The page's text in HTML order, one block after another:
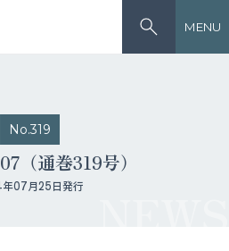
MENU
No.319
（通巻319号）
07月25日発行